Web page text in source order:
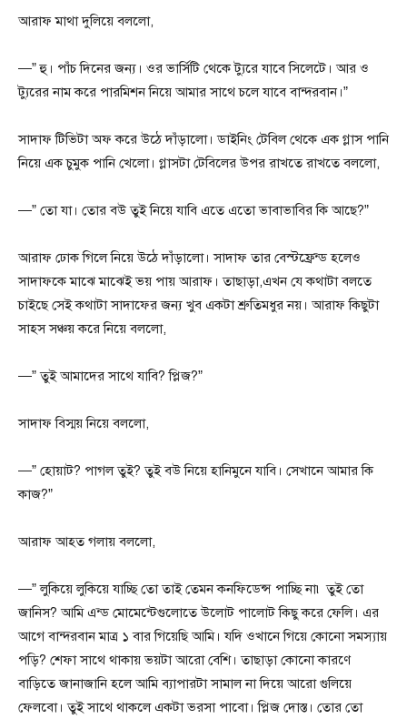
আরাফ মাথা দুলিয়ে বললো,
—” হু। পাঁচ দিনের জন্য। ওর ভার্সিটি থেকে ট্যুরে যাবে সিলেটে। আর ও
ট্যুরের নাম করে পারমিশন নিয়ে আমার সাথে চলে যাবে বান্দরবান।”
সাদাফ টিভিটা অফ করে উঠে দাঁড়ালো। ডাইনিং টেবিল থেকে এক গ্লাস পানি
নিয়ে এক চুমুক পানি খেলো। গ্লাসটা টেবিলের উপর রাখতে রাখতে বললো,
—” তো যা। তোর বউ তুই নিয়ে যাবি এতে এতো ভাবাভাবির কি আছে?”
আরাফ ঢোক গিলে নিয়ে উঠে দাঁড়ালো। সাদাফ তার বেস্টফ্রেন্ড হলেও
সাদাফকে মাঝে মাঝেই ভয় পায় আরাফ। তাছাড়া,এখন যে কথাটা বলতে
চাইছে সেই কথাটা সাদাফের জন্য খুব একটা শ্রুতিমধুর নয়। আরাফ কিছুটা
সাহস সঞ্চয় করে নিয়ে বললো,
—” তুই আমাদের সাথে যাবি? প্লিজ?”
সাদাফ বিস্ময় নিয়ে বললো,
—” হোয়াট? পাগল তুই? তুই বউ নিয়ে হানিমুনে যাবি। সেখানে আমার কি
কাজ?”
আরাফ আহত গলায় বললো,
—” লুকিয়ে লুকিয়ে যাচ্ছি তো তাই তেমন কনফিডেন্স পাচ্ছি না৷ তুই তো
জানিস? আমি এন্ড মোমেন্টেগুলোতে উলোট পালোট কিছু করে ফেলি। এর
আগে বান্দরবান মাত্র ১ বার গিয়েছি আমি। যদি ওখানে গিয়ে কোনো সমস্যায়
পড়ি? শেফা সাথে থাকায় ভয়টা আরো বেশি। তাছাড়া কোনো কারণে
বাড়িতে জানাজানি হলে আমি ব্যাপারটা সামাল না দিয়ে আরো গুলিয়ে
ফেলবো। তুই সাথে থাকলে একটা ভরসা পাবো। প্লিজ দোস্ত। তোর তো